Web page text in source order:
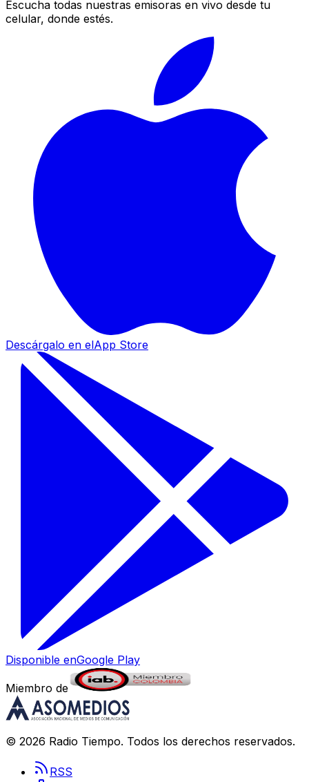
Escucha todas nuestras emisoras en vivo desde tu
celular, donde estés.
Descárgalo en elApp Store
Disponible enGoogle Play
Miembro de
© 2026 Radio Tiempo. Todos los derechos reservados.
RSS